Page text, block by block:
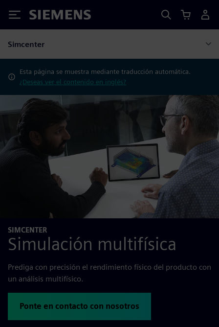
Siemens
Simcenter
Esta página se muestra mediante traducción automática.
¿Deseas ver el contenido en inglés?
SIMCENTER
Simulación multifísica
Prediga con precisión el rendimiento físico del producto con
un análisis multifísico.
Ponte en contacto con nosotros